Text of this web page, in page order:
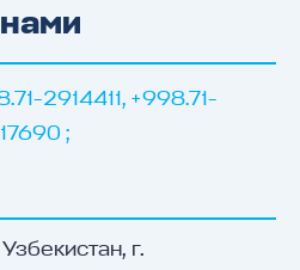
2914411, +998.71-
;
г.